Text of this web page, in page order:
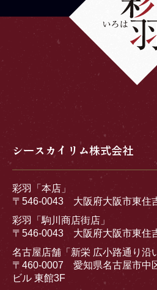
シースカイリム株式会社
彩羽「本店」
〒546-0043 大阪府大阪市東住
彩羽「駒川商店街店」
〒546-0043 大阪府大阪市東住
名古屋店舗「新栄 広小路通り沿
〒460-0007 愛知県名古屋市中
ビル 東館3F